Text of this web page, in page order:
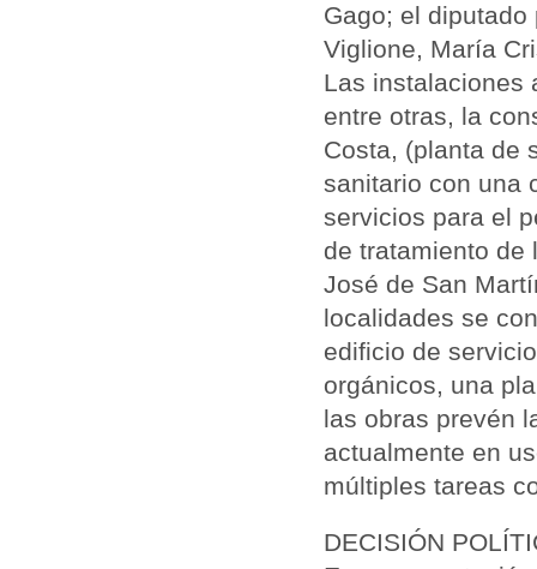
Gago; el
Viglione, María
Las instalaciones
entre otras, la
Costa, (planta de
sanitario con una
servicios para el
de tratamiento de
José de San
localidades se
edificio de
orgánicos, una
las obras prevén
actualmente en
múltiples tareas
DECISIÓN